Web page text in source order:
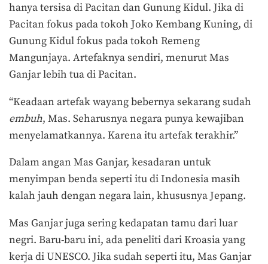
hanya tersisa di Pacitan dan Gunung Kidul. Jika di
Pacitan fokus pada tokoh Joko Kembang Kuning, di
Gunung Kidul fokus pada tokoh Remeng
Mangunjaya. Artefaknya sendiri, menurut Mas
Ganjar lebih tua di Pacitan.
“Keadaan artefak wayang bebernya sekarang sudah
embuh, Mas. Seharusnya negara punya kewajiban
menyelamatkannya. Karena itu artefak terakhir.”
Dalam angan Mas Ganjar, kesadaran untuk
menyimpan benda seperti itu di Indonesia masih
kalah jauh dengan negara lain, khususnya Jepang.
Mas Ganjar juga sering kedapatan tamu dari luar
negri. Baru-baru ini, ada peneliti dari Kroasia yang
kerja di UNESCO. Jika sudah seperti itu, Mas Ganjar